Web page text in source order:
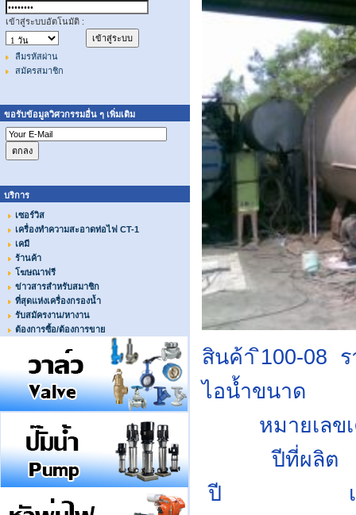
เข้าสู่ระบบอัตโนมัติ :
ลืมรหัสผ่าน
สมัครสมาชิก
ขอรับข้อมูลวิศวกรรมอื่น ๆ เพิ่มเติม
บริการ
เซอร์วิส
เครื่องทำความสะอาดท่อไฟ CT-1
เคมี
ร้านค้า
โฆษณาฟรี
ข่าวสารสำหรับสมาชิก
ที่สุดแห่งเครื่องกรองน้ำ
รับสมัครงาน/หางาน
ต้องการซื้อ/ต้องการขาย
สินค้า
ไอน้
หมาย
ปีที่ผลิ
ปี เชื้